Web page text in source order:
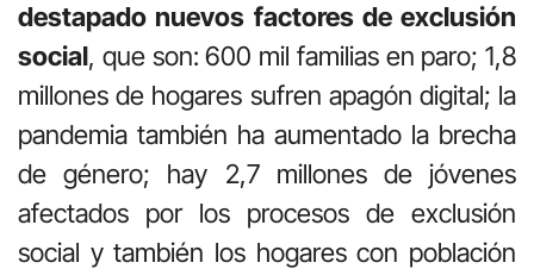
destapado nuevos factores de exclusión
social, que son: 600 mil familias en paro; 1,8
millones de hogares sufren apagón digital; la
pandemia también ha aumentado la brecha
de género; hay 2,7 millones de jóvenes
afectados por los procesos de exclusión
social y también los hogares con población